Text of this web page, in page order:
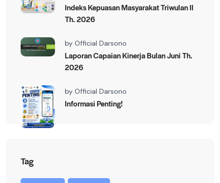
Indeks Kepuasan Masyarakat Triwulan II
Th. 2026
by Official Darsono
Laporan Capaian Kinerja Bulan Juni Th.
2026
by Official Darsono
Informasi Penting!
Tag